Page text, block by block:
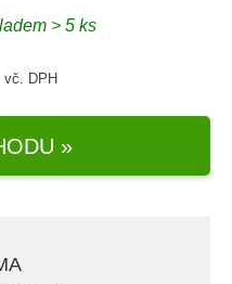
> 5 ks
vč. DPH
»